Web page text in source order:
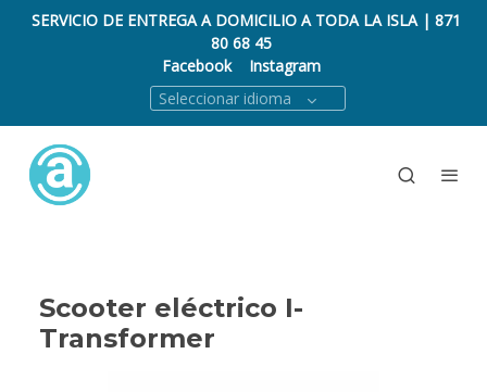
SERVICIO DE ENTREGA A DOMICILIO A TODA LA ISLA| 871
80 68 45
Facebook
Instagram
Seleccionar idioma
Scooter eléctrico I-
Transformer